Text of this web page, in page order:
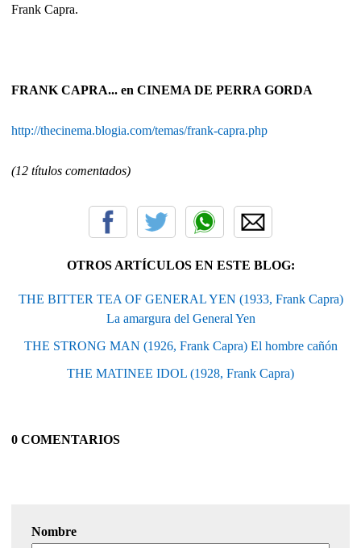
Frank Capra.
FRANK CAPRA... en CINEMA DE PERRA GORDA
http://thecinema.blogia.com/temas/frank-capra.php
(12 títulos comentados)
OTROS ARTÍCULOS EN ESTE BLOG:
THE BITTER TEA OF GENERAL YEN (1933, Frank Capra)
La amargura del General Yen
THE STRONG MAN (1926, Frank Capra) El hombre cañón
THE MATINEE IDOL (1928, Frank Capra)
0 COMENTARIOS
Nombre